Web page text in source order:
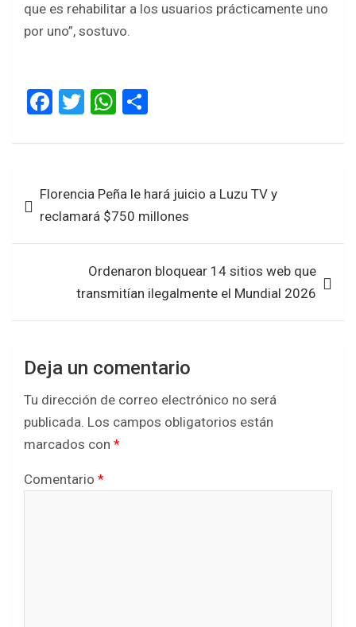
que es rehabilitar a los usuarios prácticamente uno
por uno”, sostuvo.
F
ce
o
o
k
T
tt
W
at
A
p
p
ar
de Florencia Peña le hará juicio a Luzu TV y
reclamará $750 millones
Ordenaron bloquear 14 sitios web que
transmitían ilegalmente el Mundial 2026
Deja un comentario
Tu dirección de correo electrónico no será
publicada. Los campos obligatorios están
marcados con *
Comentario *